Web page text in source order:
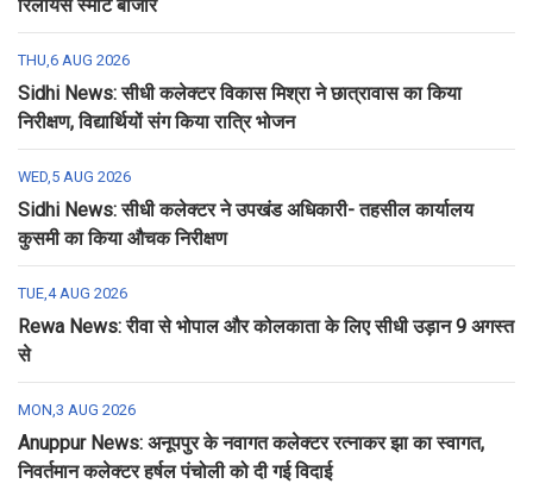
रिलायंस स्मार्ट बाजार
THU,6 AUG 2026
Sidhi News: सीधी कलेक्टर विकास मिश्रा ने छात्रावास का किया
निरीक्षण, विद्यार्थियों संग किया रात्रि भोजन
WED,5 AUG 2026
Sidhi News: सीधी कलेक्टर ने उपखंड अधिकारी- तहसील कार्यालय
कुसमी का किया औचक निरीक्षण
TUE,4 AUG 2026
Rewa News: रीवा से भोपाल और कोलकाता के लिए सीधी उड़ान 9 अगस्त
से
MON,3 AUG 2026
Anuppur News: अनूपपुर के नवागत कलेक्टर रत्नाकर झा का स्वागत,
निवर्तमान कलेक्टर हर्षल पंचोली को दी गई विदाई